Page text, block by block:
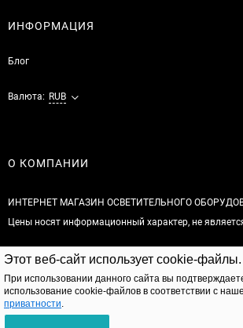
Этот веб-сайт использует cookie-файлы.
При использовании данного сайта вы
использование cookie-файлов в соответствии с
приватности.
ИНФОРМАЦИЯ
Блог
Валюта: RUB
О КОМПАНИИ
ИНТЕРНЕТ МАГАЗИН ОСВЕТИТЕЛЬНОГО
Цены носят информационный характер, не
© 2026
Полная версия сайта